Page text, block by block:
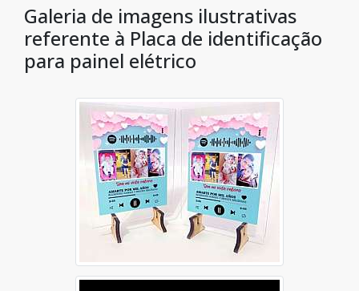
Galeria de imagens ilustrativas
referente à Placa de identificação
para painel elétrico